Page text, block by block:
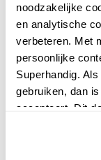
noodzakelijke
en analytische
verbeteren. Met
persoonlijke
Superhandig.
gebruiken, dan
accepteert. Dit
website niet